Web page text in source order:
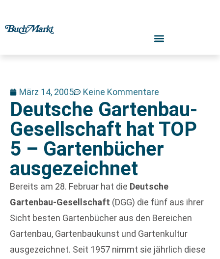
März 14, 2005 Keine Kommentare
Deutsche Gartenbau-
Gesellschaft hat TOP
5 – Gartenbücher
ausgezeichnet
Bereits am 28. Februar hat die Deutsche
Gartenbau-Gesellschaft (DGG) die fünf aus ihrer
Sicht besten Gartenbücher aus den Bereichen
Gartenbau, Gartenbaukunst und Gartenkultur
ausgezeichnet. Seit 1957 nimmt sie jährlich diese